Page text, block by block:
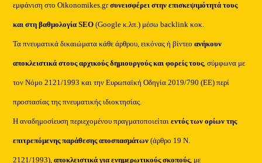
εμφάνιση στο Oikonomikes.grσυνεισφέρει στην επισκεψιμότητά τους
και στη βαθμολογία SEO (Google κ.λπ.) μέσω backlink κοκ.
Τα πνευματικά δικαιώματα κάθε άρθρου, εικόνας ή βίντεοανήκουν
αποκλειστικά στους αρχικούς δημιουργούς και φορείς τους, σύμφωνα με
τον Νόμο 2121/1993 και την Ευρωπαϊκή Οδηγία 2019/790 (ΕΕ) περί
προστασίας της πνευματικής ιδιοκτησίας.
Η αναδημοσίευση περιεχομένου πραγματοποιείταιεντός των ορίων της
επιτρεπόμενης παράθεσης αποσπασμάτων (άρθρο 19 Ν.
2121/1993), αποκλειστικά για ενημερωτικούς σκοπούς, με